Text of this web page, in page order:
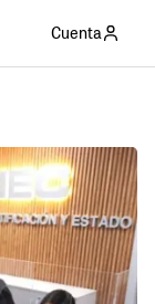
Cuenta